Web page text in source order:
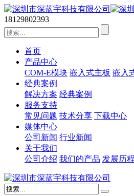
18129802393
首页
产品中心
COM-E模块 嵌入式主板 嵌入
经典案例
解决方案 经典案例
服务支持
常见问题 技术分享 下载中心
媒体中心
公司新闻 行业新闻
关于我们
公司介绍 我们的产品 发展历程